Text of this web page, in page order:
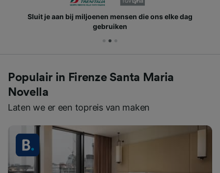
Sluit je aan bij miljoenen mensen die ons elke dag
gebruiken
Populair in Firenze Santa Maria
Novella
Laten we er een topreis van maken